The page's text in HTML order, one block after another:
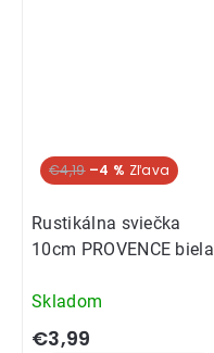
€4,19 –4 %
Rustikálna sviečka
10cm PROVENCE biela
Skladom
€3,99